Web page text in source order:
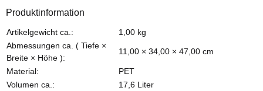
Produktinformation
Produkteigenschaft
Wert
Artikelgewicht ca.: 1,00 kg
Abmessungen ca. ( Tiefe ×
Breite × Höhe ):
11,00 × 34,00 × 47,00 cm
Material:
PET
Volumen ca.:
17,6 Liter